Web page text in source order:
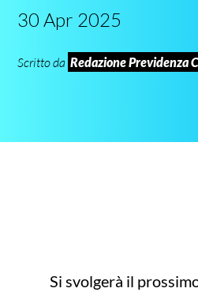
30 Apr 2025
Scritto da Redazione Previdenza
Si svolgerà il